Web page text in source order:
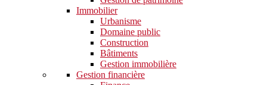
Immobilier
Urbanisme
Domaine public
Construction
Bâtiments
Gestion immobilière
Gestion financière